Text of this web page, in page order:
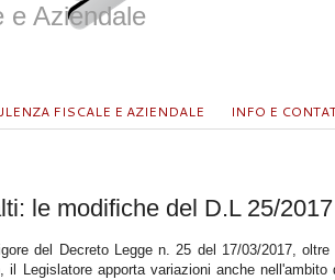
e Aziendale
FISCALE E AZIENDALE INFO E
le modifiche del D.L 25/2017
del Decreto Legge n. 25 del 17/03/2017,
il Legislatore apporta variazioni anche